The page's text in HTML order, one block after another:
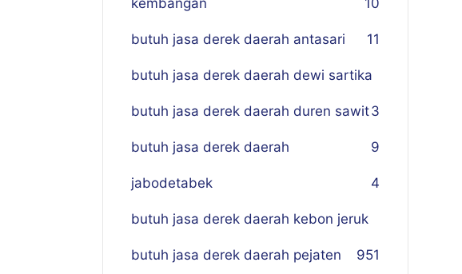
kembangan 10
butuh jasa derek daerah antasari 11
butuh jasa derek daerah dewi sartika
3
butuh jasa derek daerah duren sawit
9
butuh jasa derek daerah
jabodetabek 4
butuh jasa derek daerah kebon jeruk
51
butuh jasa derek daerah pejaten 9